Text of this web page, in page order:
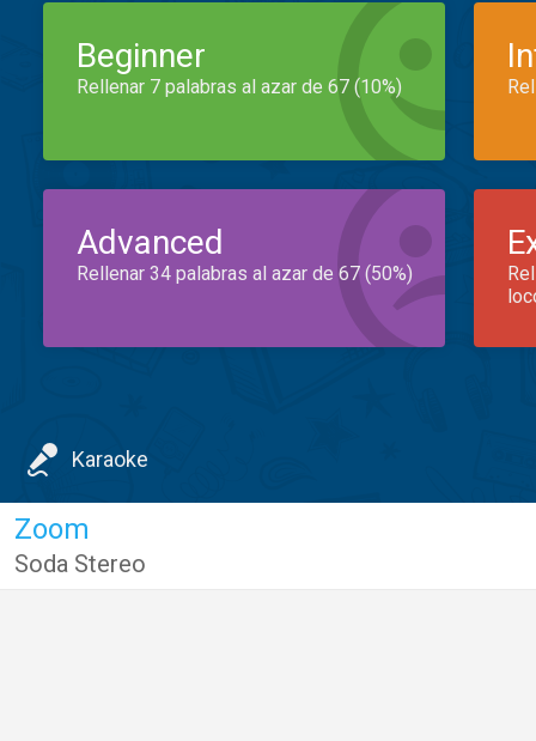
Beginner
Rellenar 7 palabras al azar de 67 (10%)
Advanced
Rellenar 34 palabras al azar de 67 (50%)
Karaoke
Zoom
Soda Stereo